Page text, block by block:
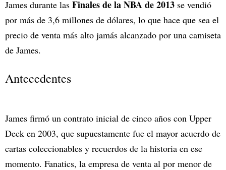
James durante las Finales de la NBA de 2013 se vendió
por más de 3,6 millones de dólares, lo que hace que sea el
precio de venta más alto jamás alcanzado por una camiseta
de James.
Antecedentes
James firmó un contrato inicial de cinco años con Upper
Deck en 2003, que supuestamente fue el mayor acuerdo de
cartas coleccionables y recuerdos de la historia en ese
momento. Fanatics, la empresa de venta al por menor de